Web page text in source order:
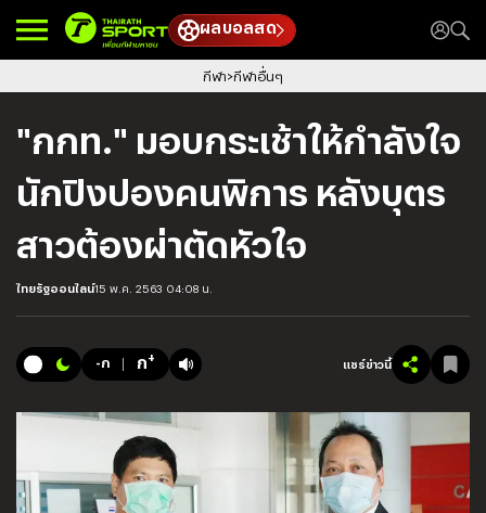
ผลบอลสด
กีฬา กีฬาอื่นๆ
"กกท." มอบกระเช้าให้กำลังใจ
นักปิงปองคนพิการ หลังบุตร
สาวต้องผ่าตัดหัวใจ
ไทยรัฐออนไลน์15 พ.ค. 2563 04:08 น.
-ก ก+ แชร์ข่าวนี้